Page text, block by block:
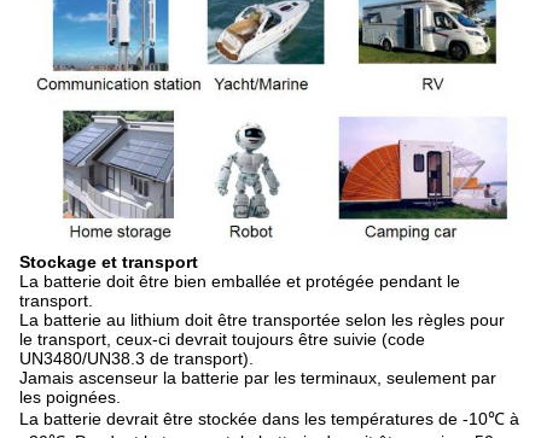
Stockage et transport
La batterie doit être bien emballée et protégée pendant le
transport.
La batterie au lithium doit être transportée selon les règles pour
le transport, ceux-ci devrait toujours être suivie (code
UN3480/UN38.3 de transport).
Jamais ascenseur la batterie par les terminaux, seulement par
les poignées.
La batterie devrait être stockée dans les températures de -10℃ à